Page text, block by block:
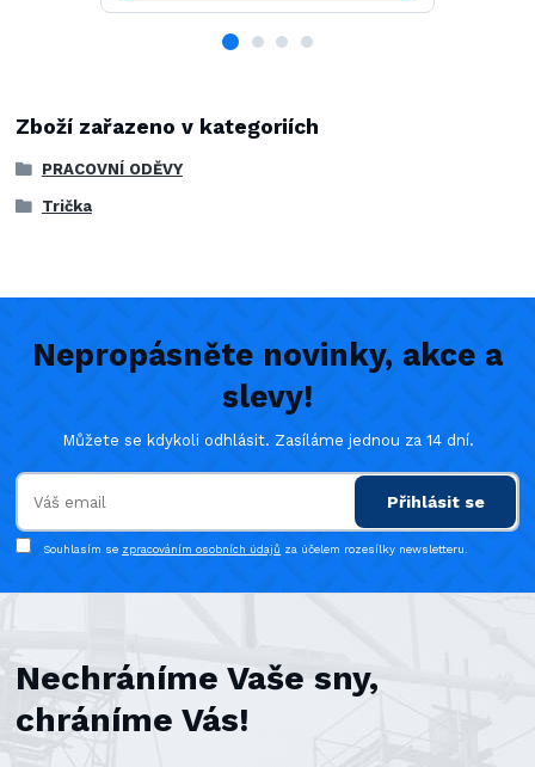
Zboží zařazeno v kategoriích
PRACOVNÍ ODĚVY
Trička
Nepropásněte novinky, akce a
slevy!
Můžete se kdykoli odhlásit. Zasíláme jednou za 14 dní.
Přihlásit se
Souhlasím se zpracováním osobních údajů za účelem rozesílky newsletteru.
Nechráníme Vaše sny,
chráníme Vás!